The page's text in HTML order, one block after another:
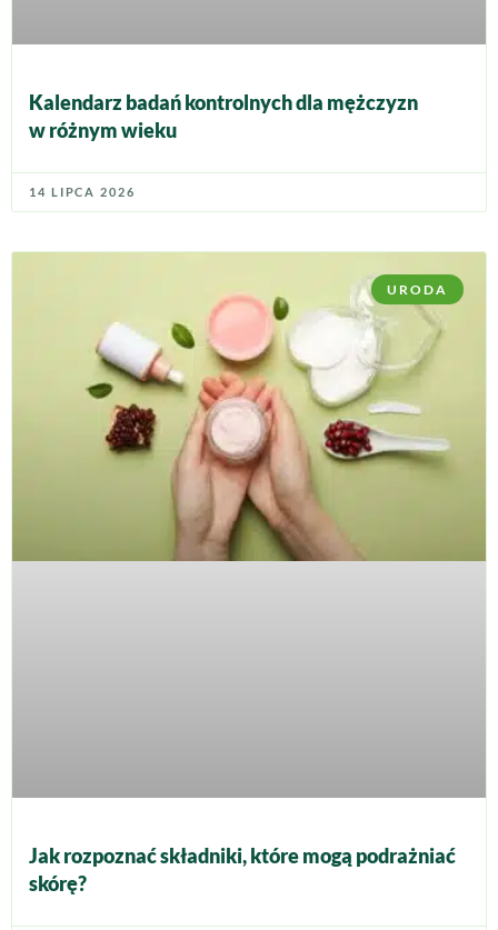
Kalendarz badań kontrolnych dla mężczyzn
w różnym wieku
14 LIPCA 2026
URODA
Jak rozpoznać składniki, które mogą podrażniać
skórę?